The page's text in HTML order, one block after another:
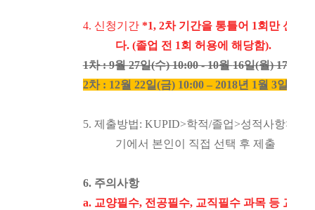
4. 신청기간 *1, 2차 기간을 통틀어 1회만 신청
다. (졸업 전 1회 허용에 해당함).
1차: 9월27일(수) 10:00 - 10월16일(월) 17:00
2차 : 12월 22일(금) 10:00 – 2018년 1월 3일
5. 제출방법: KUPID>학적/졸업>성적사항>
기에서 본인이 직접 선택 후 제출
6. 주의사항
a. 교양필수, 전공필수, 교직필수 과목 등 교과